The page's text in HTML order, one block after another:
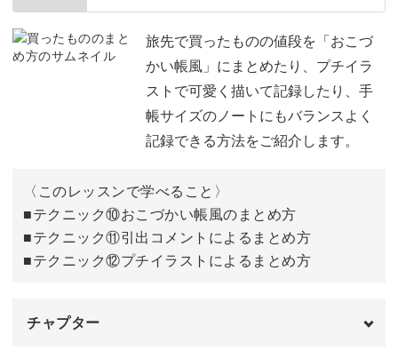
今回のレッスンのポイント 02:54
⑦多品料理のまとめ方 04:17
⑧コース料理のまとめ方 09:17
実際の活用例
おわりに
旅先で買ったものの値段を「おこづ
かい帳風」にまとめたり、プチイラ
ストで可愛く描いて記録したり、手
帳サイズのノートにもバランスよく
記録できる方法をご紹介します。
〈このレッスンで学べること〉
■テクニック⑩おこづかい帳風のまとめ方
■テクニック⑪引出コメントによるまとめ方
■テクニック⑫プチイラストによるまとめ方
チャプター